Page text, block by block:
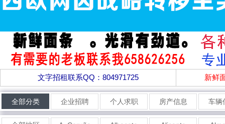
文字招租联系QQ：804971725 新鲜
全部分类 企业招聘 个人求职 房产信息 车辆